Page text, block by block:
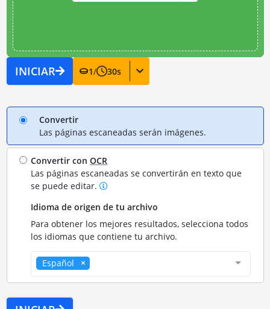
INICIAR 1/ 30s
Convertir
Las páginas escaneadas serán imágenes.
Convertir conOCR
Las páginas escaneadas se convertirán en texto que
se puede editar.
Idioma de origen de tu archivo
Para obtener los mejores resultados, selecciona todos
los idiomas que contiene tu archivo.
Español